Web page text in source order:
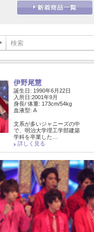
伊野尾慧
誕生日: 1990年6月22日
入所日:2001年9月
身長/ 体重: 173cm/54kg
血液型: A
文系が多いジャニーズの中
で、明治大学理工学部建築
学科を卒業した…
詳しく見る